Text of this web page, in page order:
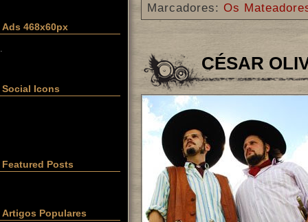
Ads 468x60px
Social Icons
Featured Posts
Artigos Populares
Marcadores: Os
CÉSAR